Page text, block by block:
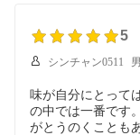
5
シンチャン0511
味が自分にとって
の中では一番です
がとうのくことも